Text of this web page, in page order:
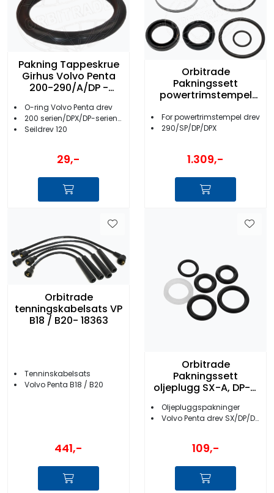
Pakning Tappeskrue
Girhus Volvo Penta
200-290/A/DP -
O-ring Volvo Penta drev
200 serien/DPX/DP-serien/SP-serie
Seildrev 120
29,-
Orbitrade
Pakningssett
powertrimstempel
For powertrimstempel drev
290/SP/DP/DPX
1.309,-
Orbitrade
tenningskabelsats VP
B18 / B20- 18363
Tenninskabelsats
Volvo Penta B18 / B20
441,-
Orbitrade
Pakningssett
oljeplugg SX-A, DP-G
Oljepluggspakninger
Volvo Penta drev SX/DP/DPX/XDP
109,-